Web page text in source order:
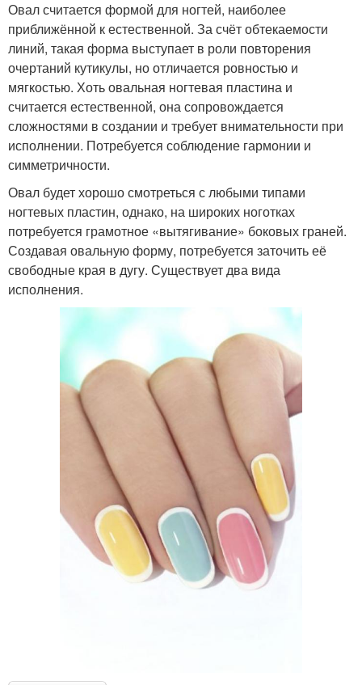
Овал считается формой для ногтей, наиболее
приближённой к естественной. За счёт обтекаемости
линий, такая форма выступает в роли повторения
очертаний кутикулы, но отличается ровностью и
мягкостью. Хоть овальная ногтевая пластина и
считается естественной, она сопровождается
сложностями в создании и требует внимательности при
исполнении. Потребуется соблюдение гармонии и
симметричности.
Овал будет хорошо смотреться с любыми типами
ногтевых пластин, однако, на широких ноготках
потребуется грамотное «вытягивание» боковых граней.
Создавая овальную форму, потребуется заточить её
свободные края в дугу. Существует два вида
исполнения.